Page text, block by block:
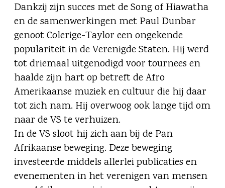
Dankzij zijn succes met de Song of Hiawatha
en de samenwerkingen met Paul Dunbar
genoot Colerige-Taylor een ongekende
populariteit in de Verenigde Staten. Hij werd
tot driemaal uitgenodigd voor tournees en
haalde zijn hart op betreft de Afro
Amerikaanse muziek en cultuur die hij daar
tot zich nam. Hij overwoog ook lange tijd om
naar de VS te verhuizen.
In de VS sloot hij zich aan bij de Pan
Afrikaanse beweging. Deze beweging
investeerde middels allerlei publicaties en
evenementen in het verenigen van mensen